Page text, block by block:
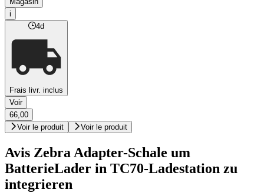
i
4d
Frais livr. inclus
Voir
66,00
Voir le produit
Voir le produit
Avis Zebra Adapter-Schale um
BatterieLader in TC70-Ladestation zu
integrieren